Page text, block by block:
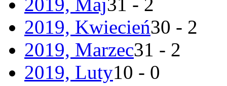
2019, Kwiecień30 - 2
2019, Marzec31 - 2
2019, Luty10 - 0